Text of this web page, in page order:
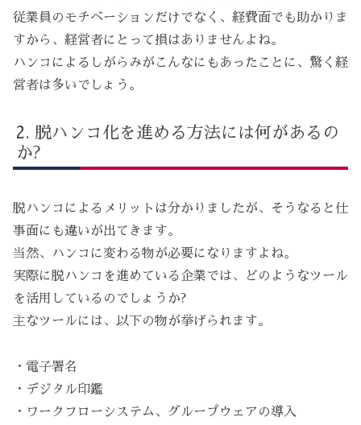
従業員のモチベーションだけでなく、経費面でも助かりま
すから、経営者にとって損はありませんよね。
ハンコによるしがらみがこんなにもあったことに、驚く経
営者は多いでしょう。
脱ハンコ化を進める方法には何があるの
か?
脱ハンコによるメリットは分かりましたが、そうなると仕
事面にも違いが出てきます。
当然、ハンコに変わる物が必要になりますよね。
実際に脱ハンコを進めている企業では、どのようなツール
を活用しているのでしょうか?
主なツールには、以下の物が挙げられます。
・電子署名
・デジタル印鑑
・ワークフローシステム、グループウェアの導入